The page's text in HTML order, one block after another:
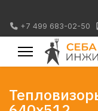
+7 499 683-02-50